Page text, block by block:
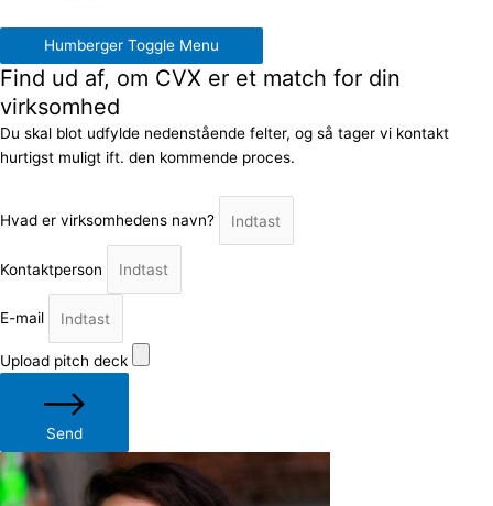
Humberger Toggle Menu
Find ud af, om CVX er et match for din
virksomhed
Du skal blot udfylde nedenstående felter, og så tager vi kontakt
hurtigst muligt ift. den kommende proces.
Hvad er virksomhedens navn?
Kontaktperson
E-mail
Upload pitch deck
Send